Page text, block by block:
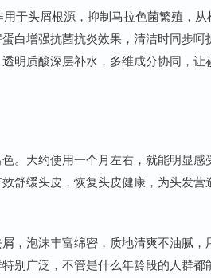
于头屑根源，抑制马拉色菌繁殖，
白增强抗菌抗炎效果，清洁时同步
明质酸深层补水，多维成分协同，
。大约使用一个月左右，就能明显
舒缓头皮，恢复头皮健康，为头发
，泡沫丰富绵密，质地清爽不油腻
别广泛，不管是什么年龄段的人群都